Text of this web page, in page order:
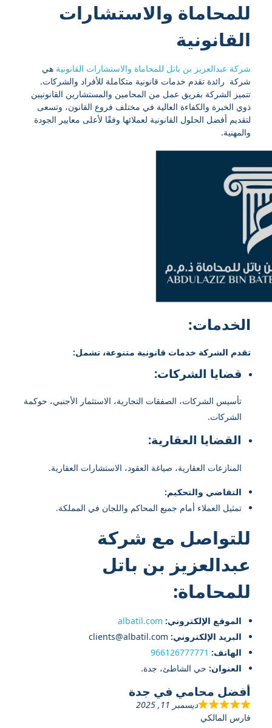
للمحاماة والاستشارات
القانونية
شركة عبدالعزيز بن باتل للمحاماة والاستشارات القانونية هي
شركة رائدة تقدم خدمات قانونية متكاملة للأفراد والشركات.
تتميز الشركة بفريق عمل من المحامين والمستشارين القانونيين
ذوي الخبرة والكفاءة العالية في مختلف فروع القانون، وتسعى
لتقديم أفضل الحلول القانونية لعملائها وفقًا لأعلى معايير الجودة
والمهنية.
الخدمات:
تقدم الشركة خدمات قانونية متنوعة، تشمل:
قضايا الشركات:
تأسيس الشركات، الصفقات التجارية، الاستثمار الأجنبي، حوكمة
الشركات.
القضايا العقارية:
المنازعات العقارية، صياغة العقود، الاستشارات العقارية.
التقاضي والتحكيم:
تمثيل العملاء أمام جميع المحاكم واللجان في المملكة.
للتواصل مع شركة
عبدالعزيز بن باتل
للمحاماة:
الموقع الإلكتروني: albatil.com
البريد الإلكتروني:
الهاتف: 966126777771
العنوان: حي الشاطئ، جدة.
أفضل محامي في جدة
ديسمبر 11, 2025
فارس المالكي